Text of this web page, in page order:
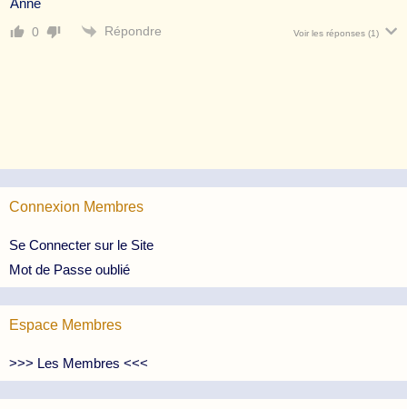
Anne
0 Répondre Voir les réponses (1)
Connexion Membres
Se Connecter sur le Site
Mot de Passe oublié
Espace Membres
>>> Les Membres <<<